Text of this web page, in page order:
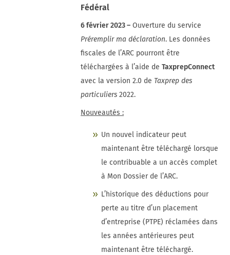
Fédéral
6 février 2023 – Ouverture du service
Préremplir ma déclaration. Les données
fiscales de l’ARC pourront être
téléchargées à l’aide deTaxprepConnect
avec la version 2.0 de Taxprep des
particuliers 2022.
Nouveautés :
Un nouvel indicateur peut
maintenant être téléchargé lorsque
le contribuable a un accès complet
à Mon Dossier de l’ARC.
L’historique des déductions pour
perte au titre d’un placement
d’entreprise (PTPE) réclamées dans
les années antérieures peut
maintenant être téléchargé.